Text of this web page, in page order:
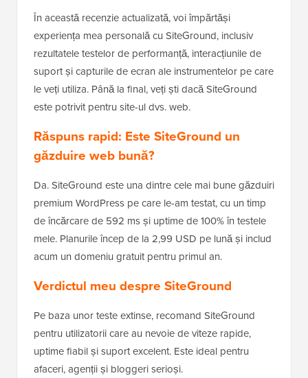
În această recenzie actualizată, voi împărtăși
experiența mea personală cu SiteGround, inclusiv
rezultatele testelor de performanță, interacțiunile de
suport și capturile de ecran ale instrumentelor pe care
le veți utiliza. Până la final, veți ști dacă SiteGround
este potrivit pentru site-ul dvs. web.
Răspuns rapid: Este SiteGround un
găzduire web bună?
Da. SiteGround este una dintre cele mai bune găzduiri
premium WordPress pe care le-am testat, cu un timp
de încărcare de 592 ms și uptime de 100% în testele
mele. Planurile încep de la 2,99 USD pe lună și includ
acum un domeniu gratuit pentru primul an.
Verdictul meu despre SiteGround
Pe baza unor teste extinse, recomand SiteGround
pentru utilizatorii care au nevoie de viteze rapide,
uptime fiabil și suport excelent. Este ideal pentru
afaceri, agenții și bloggeri serioși.